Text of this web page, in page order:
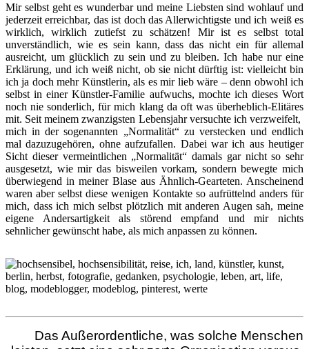
Mir selbst geht es wunderbar und meine Liebsten sind wohlauf und
jederzeit erreichbar, das ist doch das Allerwichtigste und ich weiß es
wirklich, wirklich zutiefst zu schätzen! Mir ist es selbst total
unverständlich, wie es sein kann, dass das nicht ein für allemal
ausreicht, um glücklich zu sein und zu bleiben. Ich habe nur eine
Erklärung, und ich weiß nicht, ob sie nicht dürftig ist: vielleicht bin
ich ja doch mehr Künstlerin, als es mir lieb wäre – denn obwohl ich
selbst in einer Künstler-Familie aufwuchs, mochte ich dieses Wort
noch nie sonderlich, für mich klang da oft was überheblich-Elitäres
mit. Seit meinem zwanzigsten Lebensjahr versuchte ich verzweifelt,
mich in der sogenannten „Normalität“ zu verstecken und endlich
mal dazuzugehören, ohne aufzufallen. Dabei war ich aus heutiger
Sicht dieser vermeintlichen „Normalität“ damals gar nicht so sehr
ausgesetzt, wie mir das bisweilen vorkam, sondern bewegte mich
überwiegend in meiner Blase aus Ähnlich-Gearteten. Anscheinend
waren aber selbst diese wenigen Kontakte so aufrüttelnd anders für
mich, dass ich mich selbst plötzlich mit anderen Augen sah, meine
eigene Andersartigkeit als störend empfand und mir nichts
sehnlicher gewünscht habe, als mich anpassen zu können.
Das Außerordentliche, was solche Menschen